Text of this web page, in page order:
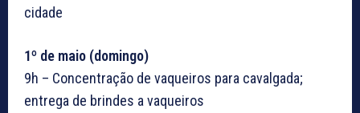
cidade
1º de maio (domingo)
9h – Concentração de vaqueiros para cavalgada;
entrega de brindes a vaqueiros